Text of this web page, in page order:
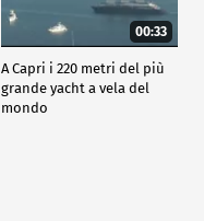
00:33
A Capri i 220 metri del più
grande yacht a vela del
mondo